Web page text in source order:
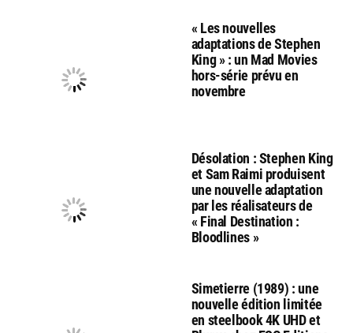
« Les nouvelles
adaptations de Stephen
King » : un Mad Movies
hors-série prévu en
novembre
Désolation : Stephen King
et Sam Raimi produisent
une nouvelle adaptation
par les réalisateurs de
« Final Destination :
Bloodlines »
Simetierre (1989) : une
nouvelle édition limitée
en steelbook 4K UHD et